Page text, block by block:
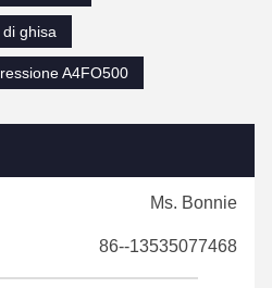
ghisa
A4FO500
Ms. Bonnie
86--13535077468